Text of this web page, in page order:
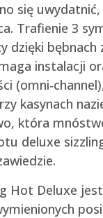
się
Trafienie 3
dzięki
instalacji
(omni-
kasynach
która
deluxe
Hot Deluxe